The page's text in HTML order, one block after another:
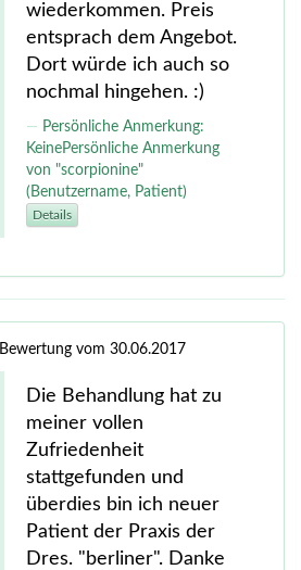
wiederkommen. Preis
entsprach dem Angebot.
Dort würde ich auch so
nochmal hingehen. :)
Persönliche Anmerkung:
KeinePersönliche Anmerkung
von "scorpionine"
(Benutzername, Patient)
Details
Bewertung vom 30.06.2017
Die Behandlung hat zu
meiner vollen
Zufriedenheit
stattgefunden und
überdies bin ich neuer
Patient der Praxis der
Dres. "berliner". Danke